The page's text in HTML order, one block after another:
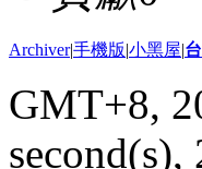
Archiver|手機版|小黑屋|
GMT+8,
second(s),